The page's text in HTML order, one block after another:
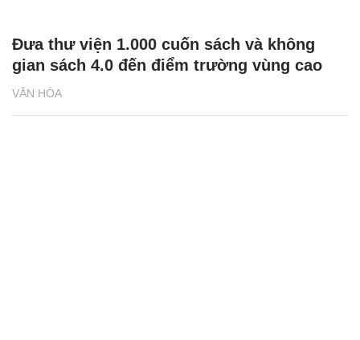
VĂN HÓA
Đưa thư viện 1.000 cuốn sách và không
gian sách 4.0 đến điểm trường vùng cao